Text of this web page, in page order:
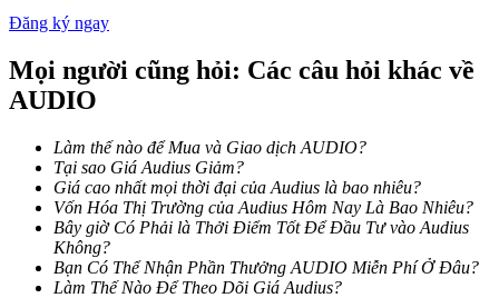
Khóa BTR
Đầu tư độc quyền cho người nắm giữ BTR
Đăng ký ngay
Mọi người cũng hỏi: Các câu hỏi khác về
AUDIO
Làm thế nào để Mua và Giao dịch AUDIO?
Tại sao Giá Audius Giảm?
Giá cao nhất mọi thời đại của Audius là bao nhiêu?
Vốn Hóa Thị Trường của Audius Hôm Nay Là Bao Nhiêu?
Bây giờ Có Phải là Thởi Điểm Tốt Để Đầu Tư vào Audius
Không?
Bạn Có Thể Nhận Phần Thưởng AUDIO Miễn Phí Ở Đâu?
Làm Thế Nào Để Theo Dõi Giá Audius?